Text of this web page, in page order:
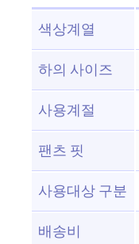
색상계열
하의 사이즈
사용계절
팬츠 핏
사용대상 구분
배송비